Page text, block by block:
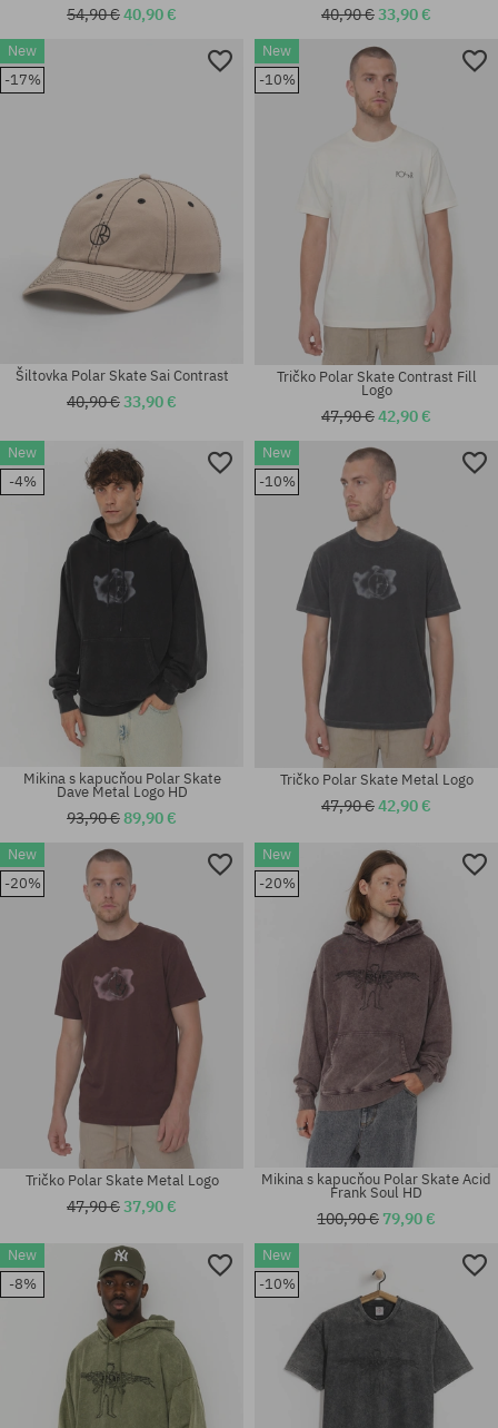
Dostupné veľkosti:
M; XL
Dostupné veľkosti:
XXL
Dostupné veľkosti:
M-L
54,90 €40,90 €
Dostupné veľkosti:
M-L
40,90 €33,90 €
New
-17%
Dostupné veľkosti:
M-L
Šiltovka Polar Skate Sai Contrast
40,90 €33,90 €
New
-10%
Dostupné veľkosti:
S; M; L; XL
Tričko Polar Skate Contrast Fill
Logo
47,90 €42,90 €
New
-4%
Dostupné veľkosti:
M; L; XL
Mikina s kapucňou Polar Skate
Dave Metal Logo HD
93,90 €89,90 €
New
-10%
Dostupné veľkosti:
M; L; XL
Tričko Polar Skate Metal Logo
47,90 €42,90 €
New
-20%
Tričko Polar Skate Metal Logo
47,90 €37,90 €
New
-20%
Mikina s kapucňou Polar Skate Acid
Frank Soul HD
100,90 € 79,90 €
New
-8%
New
-10%